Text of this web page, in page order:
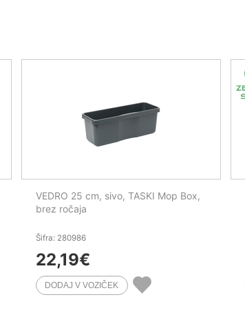
VEDRO 25 cm, sivo, TASKI Mop Box,
brez ročaja
Šifra: 280986
22,19€